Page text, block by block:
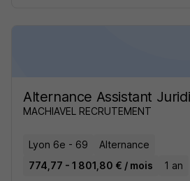
Alternance Assistant
MACHIAVEL RECRUTEMENT
Lyon 6e - 69
Alternance
774,77 - 1 801,80 € / mois
1 an